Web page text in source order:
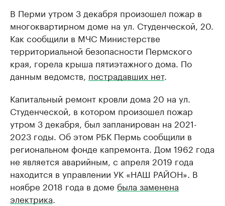
В Перми утром 3 декабря произошел пожар в
многоквартирном доме на ул. Студенческой, 20.
Как сообщили в МЧС Министерстве
территориальной безопасности Пермского
края, горела крыша пятиэтажного дома. По
данным ведомств, пострадавших нет.
Капитальный ремонт кровли дома 20 на ул.
Студенческой, в котором произошел пожар
утром 3 декабря, был запланирован на 2021-
2023 годы. Об этом РБК Пермь сообщили в
региональном фонде капремонта. Дом 1962 года
не является аварийным, с апреля 2019 года
находится в управлении УК «НАШ РАЙОН». В
ноябре 2018 года в доме была заменена
электрика.